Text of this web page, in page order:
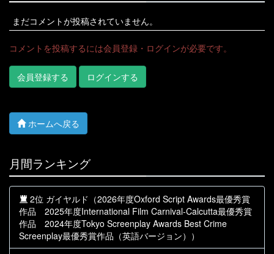
まだコメントが投稿されていません。
コメントを投稿するには会員登録・ログインが必要です。
会員登録する ログインする
ホームへ戻る
月間ランキング
2位 ガイヤルド（2026年度Oxford Script Awards最優秀賞
作品 2025年度International Film Carnival-Calcutta最優秀賞
作品 2024年度Tokyo Screenplay Awards Best Crime
Screenplay最優秀賞作品（英語バージョン））